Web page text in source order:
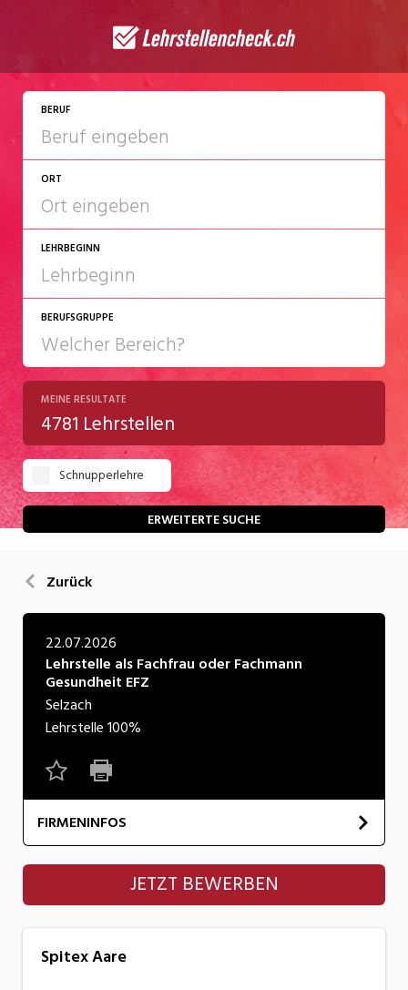
BERUF
ORT
LEHRBEGINN
2027
2028
BERUFSGRUPPE
Chemie/Pharma
Gastgewerbe
Gesundheit/Pflege/Soziales
Handwerk/Technik
Kultur
Natur
Verkehr/Logistik
Wirtschaft/Verwaltung
MEINE RESULTATE
4781 Lehrstellen
Schnupperlehre
ERWEITERTE SUCHE
Zurück
22.07.2026
Lehrstelle als Fachfrau oder Fachmann
Gesundheit EFZ
Selzach
Lehrstelle100%
FIRMENINFOS
Spitex Aare
JETZT BEWERBEN
Spitex Aare